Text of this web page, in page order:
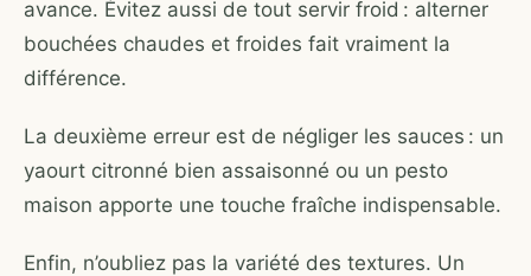
avance. Évitez aussi de tout servir froid : alterner
bouchées chaudes et froides fait vraiment la
différence.
La deuxième erreur est de négliger les sauces : un
yaourt citronné bien assaisonné ou un pesto
maison apporte une touche fraîche indispensable.
Enfin, n’oubliez pas la variété des textures. Un